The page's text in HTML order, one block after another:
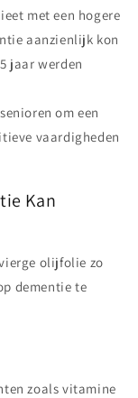
met een hogere
aanzienlijk kon
jaar werden
om een
vaardigheden
Kan
olijfolie zo
dementie te
zoals vitamine